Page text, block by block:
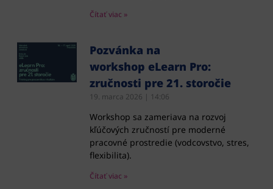
Čítať viac »
Pozvánka na
workshop eLearn Pro:
zručnosti pre 21. storočie
19. marca 2026 14:06
Workshop sa zameriava na rozvoj
kľúčových zručností pre moderné
pracovné prostredie (vodcovstvo, stres,
flexibilita).
Čítať viac »